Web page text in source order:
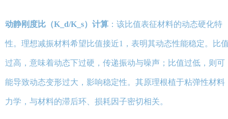
动静刚度比（K_d/K_s）计算 ：该比值表征材料的动态硬化特
性。理想减振材料希望比值接近1，表明其动态性能稳定。比
过高，意味着动态下过硬，传递振动与噪声；比值过低，则可
能导致动态变形过大，影响稳定性。其原理根植于粘弹性材料
力学，与材料的滞后环、损耗因子密切相关。